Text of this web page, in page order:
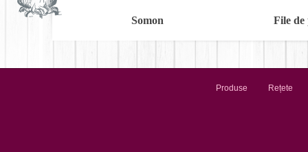
Somon File de
Produse Rețete